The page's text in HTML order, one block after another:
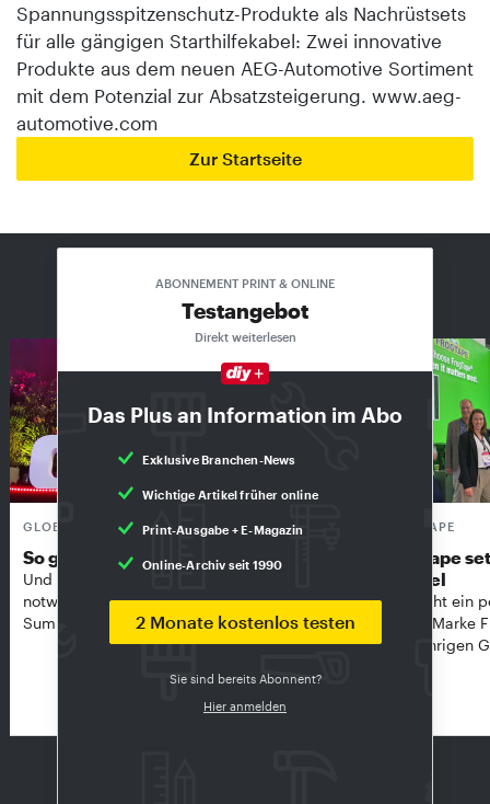
Das Plus an Information im Abo
Exklusive Branchen-News
Wichtige Artikel früher online
Print-Ausgabe + E-Magazin
Online-Archiv seit 1990
ABONNEMENT PRINT & ONLINE
Testangebot
Direkt weiterlesen
2 Monate kostenlos testen
Sie sind bereits Abonnent?
Hier anmelden
Spannungsspitzenschutz-Produkte als Nachrüstsets
für alle gängigen Starthilfekabel: Zwei innovative
Produkte aus dem neuen AEG-Automotive Sortiment
mit dem Potenzial zur Absatzsteigerung. www.aeg-
automotive.com
Zur Startseite
Exklusiv für Abonnenten
GLOBAL DIY-SUMMIT
So groß wie nie
Und in unsicheren Zeiten vielleicht so
notwendig wie nie: Der Global DIY-
Summit in Amsterdam …
Handel
FROGTAPE
Frogtape
Handel
Kip zieht ein
seiner Marke
diesjährigen